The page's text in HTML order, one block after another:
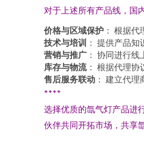
对于上述所有产品线，国
价格与区域保护 ： 根据
技术与培训 ： 提供产品
营销与推广 ： 协同进行
库存与物流： 根据代理协
售后服务联动 ： 建立代
****
选择优质的氙气灯产品进
伙伴共同开拓市场，共享